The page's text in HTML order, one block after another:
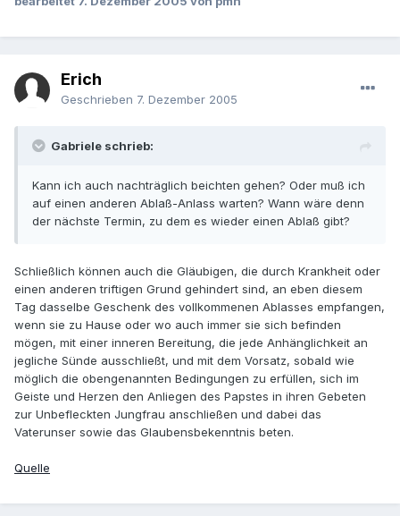
Erich
Geschrieben 7. Dezember 2005
Gabriele schrieb:
Kann ich auch nachträglich beichten gehen? Oder muß ich
auf einen anderen Ablaß-Anlass warten? Wann wäre denn
der nächste Termin, zu dem es wieder einen Ablaß gibt?
Schließlich können auch die Gläubigen, die durch Krankheit oder
einen anderen triftigen Grund gehindert sind, an eben diesem
Tag dasselbe Geschenk des vollkommenen Ablasses empfangen,
wenn sie zu Hause oder wo auch immer sie sich befinden
mögen, mit einer inneren Bereitung, die jede Anhänglichkeit an
jegliche Sünde ausschließt, und mit dem Vorsatz, sobald wie
möglich die obengenannten Bedingungen zu erfüllen, sich im
Geiste und Herzen den Anliegen des Papstes in ihren Gebeten
zur Unbefleckten Jungfrau anschließen und dabei das
Vaterunser sowie das Glaubensbekenntnis beten.
Quelle